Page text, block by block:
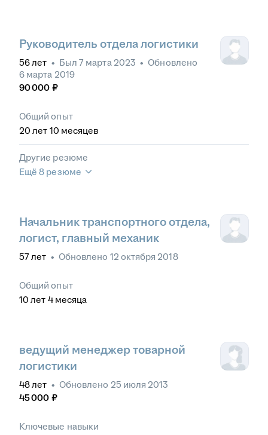
Руководитель отдела логистики
56лет • Был 7 марта 2023 • Обновлено
6 марта 2019
90 000 ₽
Общий опыт
20 лет 10 месяцев
Другие резюме
Ещё 8 резюме
Начальник транспортного отдела,
логист, главный механик
57лет • Обновлено 12 октября 2018
Общий опыт
10 лет 4 месяца
ведущий менеджер товарной
логистики
48лет • Обновлено 25 июля 2013
45 000 ₽
Ключевые навыки